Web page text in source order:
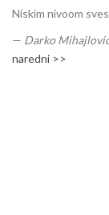
Niskim nivoom
— Darko
naredni >>